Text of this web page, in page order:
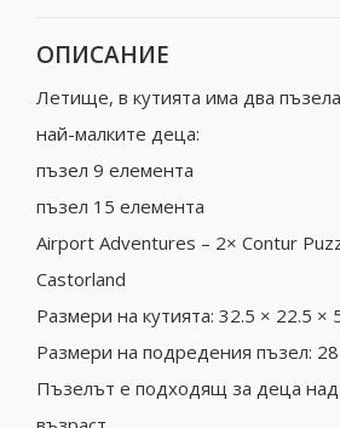
ОПИСАНИЕ
Летище, в кутията има два
най-малките деца:
пъзел 9 елемента
пъзел 15 елемента
Airport Adventures – 2× Contur
Castorland
Размери на кутията: 32.5 × 22.5 ×
Размери на подредения пъзел:
Пъзелът е подходящ за деца